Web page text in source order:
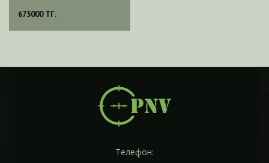
675000 ТГ.
Телефон: